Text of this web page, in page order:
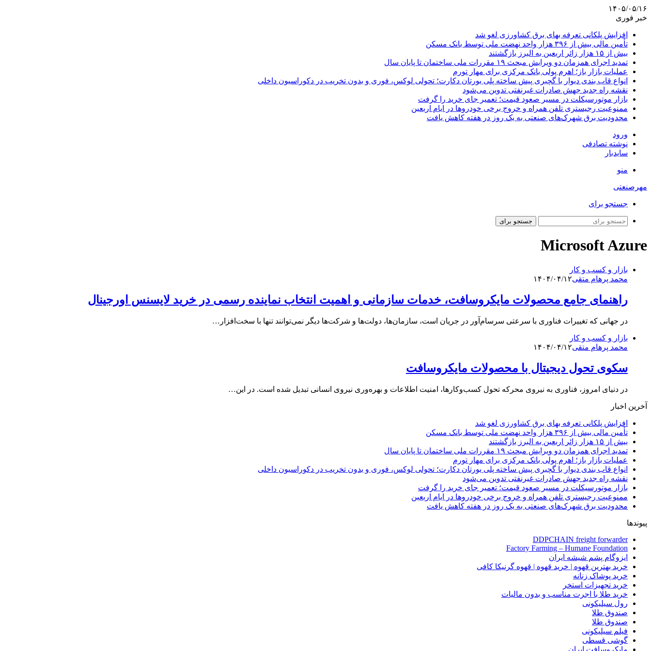
۱۴۰۵/۰۵/۱۶
خبر فوری
افزایش پلکانی تعرفه بهای برق کشاورزی لغو شد
تأمین مالی بیش از ۳۹۶ هزار واحد نهضت ملی توسط بانک مسکن
بیش از ۱۵ هزار زائر اربعین به البرز بازگشتند
تمدید اجرای همزمان دو ویرایش مبحث ۱۹ مقررات ملی ساختمان تا پایان سال
عملیات بازار باز؛ اهرم پولی بانک مرکزی برای مهار تورم
انواع قاب بندی دیوار با گچبری پیش ساخته پلی یورتان دکارت؛ تحولی لوکس، فوری و بدون تخریب در دکوراسیون داخلی
نقشه راه جدید جهش صادرات غیرنفتی تدوین می‌شود
بازار موتورسیکلت در مسیر صعود قیمت؛ تعمیر جای خرید را گرفت
ممنوعیت رجیستری تلفن همراه و خروج برخی خودروها در ایام اربعین
محدودیت برق شهرک‌های صنعتی به یک روز در هفته کاهش یافت
ورود
نوشته تصادفی
سایدبار
منو
مهرصنعتی
جستجو برای
جستجو برای
Microsoft Azure
بازار و کسب و کار
محمد پرهام متقی۱۴۰۴/۰۴/۱۲
راهنمای جامع محصولات مایکروسافت، خدمات سازمانی و اهمیت انتخاب نماینده رسمی در خرید لایسنس اورجینال
در جهانی که تغییرات فناوری با سرعتی سرسام‌آور در جریان است، سازمان‌ها، دولت‌ها و شرکت‌ها دیگر نمی‌توانند تنها با سخت‌افزار…
بازار و کسب و کار
محمد پرهام متقی۱۴۰۴/۰۴/۱۲
سکوی تحول دیجیتال با محصولات مایکروسافت
در دنیای امروز، فناوری به نیروی محرکه تحول کسب‌وکارها، امنیت اطلاعات و بهره‌وری نیروی انسانی تبدیل شده است. در این…
آخرین اخبار
افزایش پلکانی تعرفه بهای برق کشاورزی لغو شد
تأمین مالی بیش از ۳۹۶ هزار واحد نهضت ملی توسط بانک مسکن
بیش از ۱۵ هزار زائر اربعین به البرز بازگشتند
تمدید اجرای همزمان دو ویرایش مبحث ۱۹ مقررات ملی ساختمان تا پایان سال
عملیات بازار باز؛ اهرم پولی بانک مرکزی برای مهار تورم
انواع قاب بندی دیوار با گچبری پیش ساخته پلی یورتان دکارت؛ تحولی لوکس، فوری و بدون تخریب در دکوراسیون داخلی
نقشه راه جدید جهش صادرات غیرنفتی تدوین می‌شود
بازار موتورسیکلت در مسیر صعود قیمت؛ تعمیر جای خرید را گرفت
ممنوعیت رجیستری تلفن همراه و خروج برخی خودروها در ایام اربعین
محدودیت برق شهرک‌های صنعتی به یک روز در هفته کاهش یافت
پیوندها
DDPCHAIN freight forwarder
Factory Farming – Humane Foundation
ایزوگام پشم شیشه ایران
خرید بهترین قهوه | خرید قهوه | قهوه گرنیکا کافی
خرید پوشاک زنانه
خرید تجهیزات استخر
خرید طلا با اجرت مناسب و بدون مالیات
رول سیلیکونی
صندوق طلا
صندوق طلا
فیلم سیلیکونی
گوشی قسطی
مایکروسافت ایران